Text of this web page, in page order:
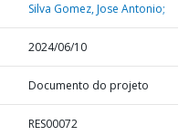
Silva Gomez, Jose Antonio;
2024/06/10
Documento do projeto
RES00072